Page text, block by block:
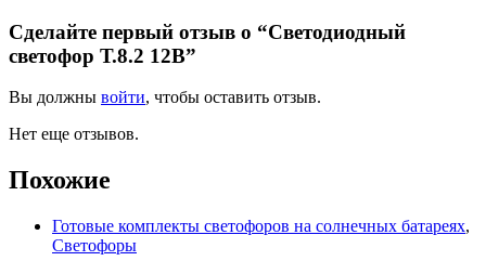
Сделайте первый отзыв о “Светодиодный
светофор Т.8.2 12В”
Вы должны войти, чтобы оставить отзыв.
Нет еще отзывов.
Похожие
Готовые комплекты светофоров на солнечных батареях,
Светофоры